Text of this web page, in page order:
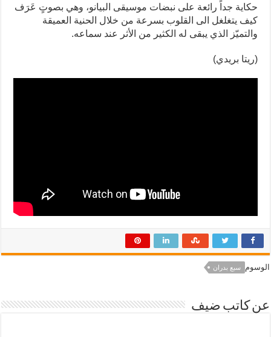
حكاية جداً رائعة على نبضات موسيقى البيانو، وهي بصوتٍ عَرَف
كيف يتغلغل الى القلوب بسرعة من خلال الحنية العميقة
والتميّز الذي يبقى له الكثير من الأثر عند سماعه.
(ريتا بريدي)
الوسوم سبع بدران
عن كاتب ضيف